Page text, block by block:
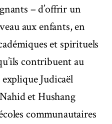
– d’offrir un
aux enfants, en
et spirituels
contribuent au
Judicaël
et Hushang
communautaires